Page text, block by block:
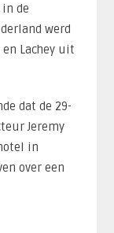
de
werd
Lachey uit
dat de 29-
Jeremy
in
over een